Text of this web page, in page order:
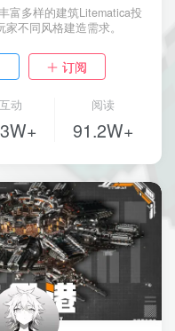
富多样的建筑Litematica投
不同风格建造需求。
订阅
互动 阅读
91.2W+